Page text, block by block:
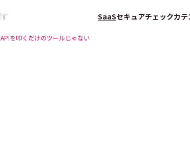
SaaSセキュアチェックカテ
APIを叩くだけのツールじゃない